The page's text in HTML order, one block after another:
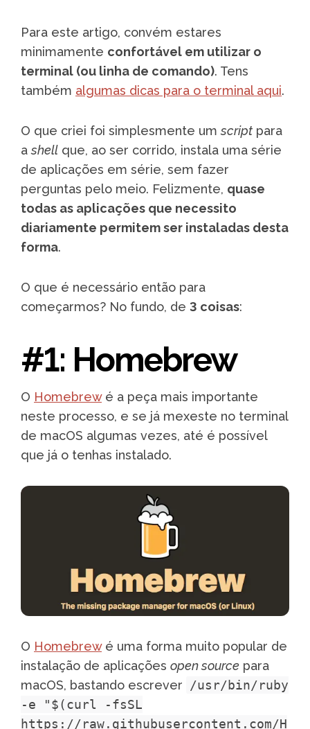
Para este artigo, convém estares
minimamente confortável em utilizar o
terminal (ou linha de comando). Tens
também algumas dicas para o terminal aqui.
O que criei foi simplesmente umscript para
ashell que, ao ser corrido, instala uma série
de aplicações em série, sem fazer
perguntas pelo meio. Felizmente, quase
todas as aplicações que necessito
diariamente permitem ser instaladas desta
forma.
O que é necessário então para
começarmos? No fundo, de 3 coisas:
#1: Homebrew
O Homebrewé a peça mais importante
neste processo, e se já mexeste no terminal
de macOS algumas vezes, até é possível
que já o tenhas instalado.
O Homebrewé uma forma muito popular de
instalação de aplicações open source para
macOS, bastando escrever
/usr/bin/ruby
-e "$(curl -fsSL
https://raw.githubusercontent.com/H